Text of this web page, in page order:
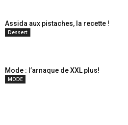
Assida aux pistaches, la recette !
Dessert
Mode : l’arnaque de XXL plus!
MODE